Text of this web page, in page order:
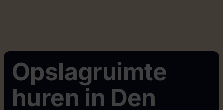
Opslagruimte
huren in Den